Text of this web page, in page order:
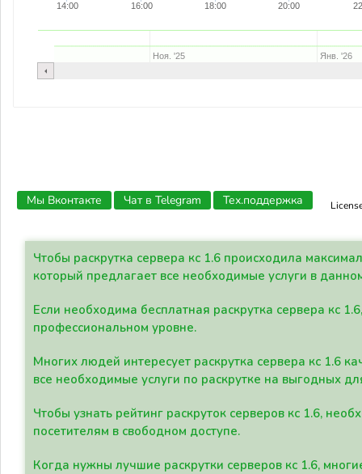
14:00 16:00 18:00 20:00
Ноя. '25 Янв. '26
Мы Вконтакте Чат в Telegram Тех.поддержка
Чтобы раскрутка сервера кс 1.6 происходила
который предлагает все необходимые услуги в
Если необходима бесплатная раскрутка сервера кс
профессиональном уровне.
Многих людей интересует раскрутка сервера кс 1.6
все необходимые услуги по раскрутке на выгодных
Чтобы узнать рейтинг раскруток серверов кс 1.6,
посетителям в свободном доступе.
Когда нужны лучшие раскрутки серверов кс 1.6,